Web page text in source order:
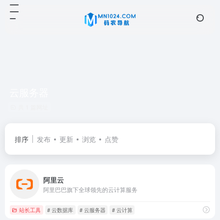
排序 发布 更新 浏览 点赞
阿里云
阿里巴巴旗下全球领先的云计算服务
站长工具 # 云数据库 # 云服务器 # 云计算